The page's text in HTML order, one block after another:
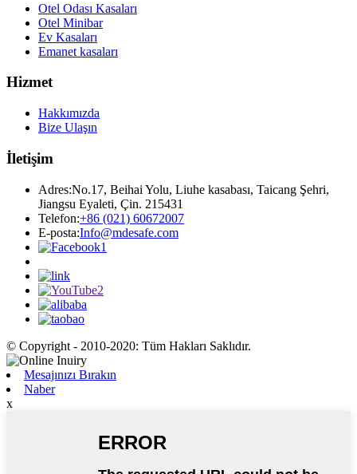
Otel Odası Kasaları
Otel Minibar
Ev Kasaları
Emanet kasaları
Hizmet
Hakkımızda
Bize Ulaşın
İletişim
Adres:No.17, Beihai Yolu, Liuhe kasabası, Taicang Şehri,
Jiangsu Eyaleti, Çin. 215431
Telefon:+86 (021) 60672007
E-posta:Info@mdesafe.com
© Copyright - 2010-2020: Tüm Hakları Saklıdır.
Mesajınızı Bırakın
Naber
x